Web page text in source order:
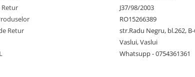
Retur
Retur
J37/98/2003
RO15266389
str.Radu Negru, bl.262,
Vaslui, Vaslui
Whatsupp - 0754361361